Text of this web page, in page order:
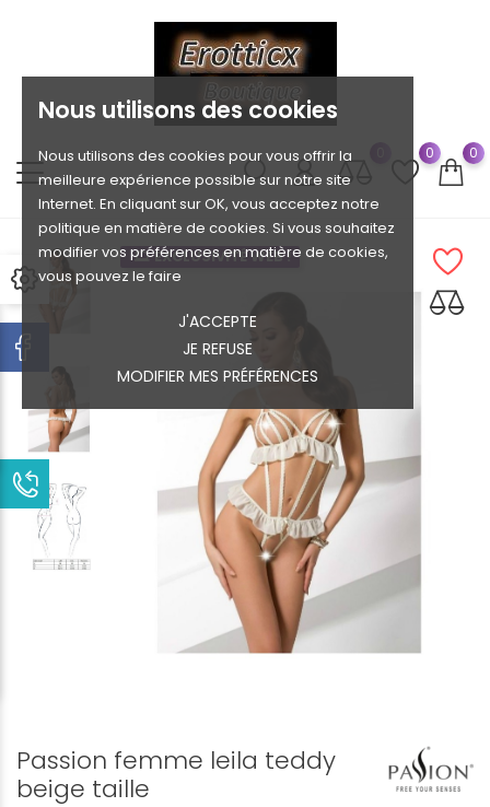
Nous utilisons des cookies
Nous utilisons des cookies pour vous offrir la
meilleure expérience possible sur notre site
Internet. En cliquant sur OK, vous acceptez notre
politique en matière de cookies. Si vous souhaitez
modifier vos préférences en matière de cookies,
vous pouvez le faire
J'ACCEPTE
JE REFUSE
MODIFIER MES PRÉFÉRENCES
0 0
EXCLUSIVITÉ WEB !
Passion femme leila teddy
beige taille